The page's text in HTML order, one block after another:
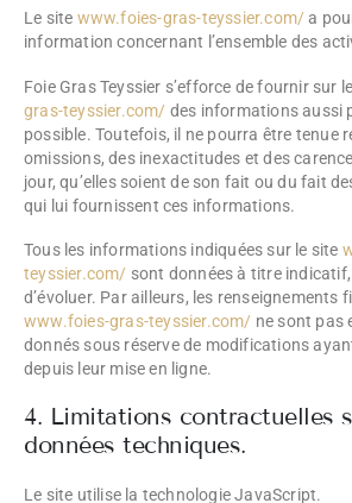
Le site www.foies-gras-teyssier.com/ a
information concernant l’ensemble des
Foie Gras Teyssier s’efforce de fournir sur
gras-teyssier.com/ des informations aussi
possible. Toutefois, il ne pourra être tenue
omissions, des inexactitudes et des
jour, qu’elles soient de son fait ou du fait
qui lui fournissent ces informations.
Tous les informations indiquées sur le site
teyssier.com/ sont données à titre
d’évoluer. Par ailleurs, les renseignements
www.foies-gras-teyssier.com/ ne sont pas
donnés sous réserve de modifications
depuis leur mise en ligne.
4. Limitations contractuelles
données techniques.
Le site utilise la technologie JavaScript.